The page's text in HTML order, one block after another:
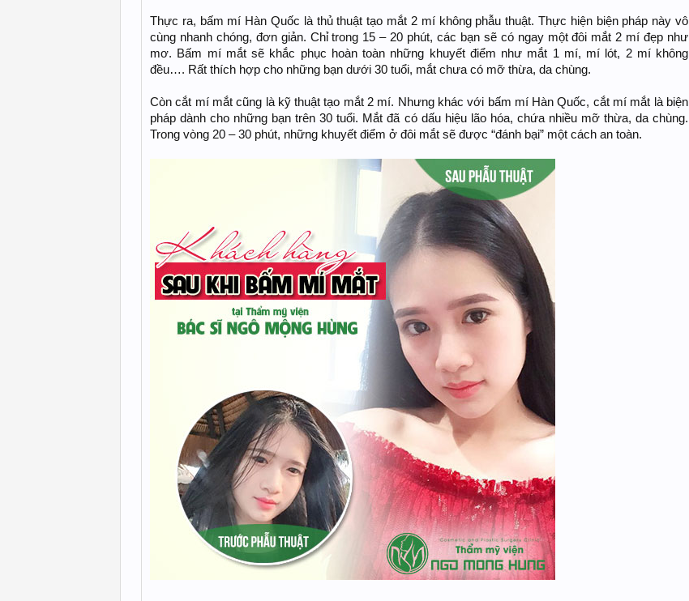
Thực ra, bấm mí Hàn Quốc là thủ thuật tạo mắt 2 mí không phẫu thuật. Thực hiện biện pháp này vô
cùng nhanh chóng, đơn giản. Chỉ trong 15 – 20 phút, các bạn sẽ có ngay một đôi mắt 2 mí đẹp như
mơ. Bấm mí mắt sẽ khắc phục hoàn toàn những khuyết điểm như mắt 1 mí, mí lót, 2 mí không
đều…. Rất thích hợp cho những bạn dưới 30 tuổi, mắt chưa có mỡ thừa, da chùng.
Còn cắt mí mắt cũng là kỹ thuật tạo mắt 2 mí. Nhưng khác với bấm mí Hàn Quốc, cắt mí mắt là biện
pháp dành cho những bạn trên 30 tuổi. Mắt đã có dấu hiệu lão hóa, chứa nhiều mỡ thừa, da chùng.
Trong vòng 20 – 30 phút, những khuyết điểm ở đôi mắt sẽ được “đánh bại” một cách an toàn.